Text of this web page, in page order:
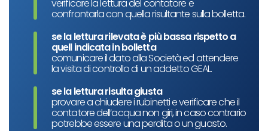
verificare la lettura del contatore e
confrontarla con quella risultante sulla bolletta.
se la lettura rilevata è più bassa rispetto a
quell indicata in bolletta
comunicare il dato alla Società ed attendere
la visita di controllo di un addetto GEAL.
se la lettura risulta giusta
provare a chiudere i rubinetti e verificare che il
contatore dell’acqua non giri, in caso contrario
potrebbe essere una perdita o un guasto.